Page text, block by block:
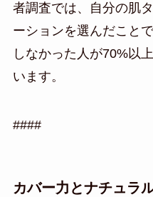
者調査では、自分の肌
ーションを選んだこと
しなかった人が70%以
います。
####
カバー力とナチュラ